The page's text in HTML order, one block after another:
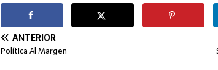
ANTERIOR
Política Al Margen